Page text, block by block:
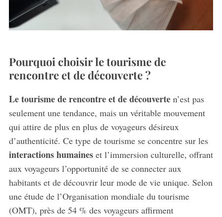
Pourquoi choisir le tourisme de
rencontre et de découverte ?
Le tourisme de rencontre et de découverten’est pas
seulement une tendance, mais un véritable mouvement
qui attire de plus en plus de voyageurs désireux
d’authenticité. Ce type de tourisme se concentre sur les
interactions humaineset l’immersion culturelle, offrant
aux voyageurs l’opportunité de se connecter aux
habitants et de découvrir leur mode de vie unique. Selon
une étude de l’Organisation mondiale du tourisme
(OMT), près de 54 % des voyageurs affirment